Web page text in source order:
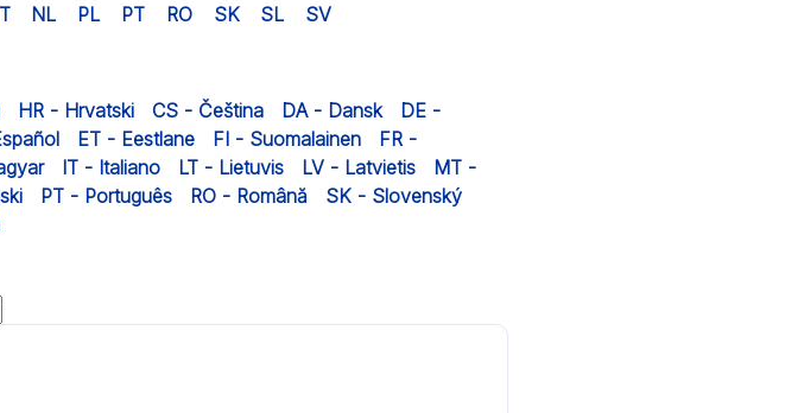
NL PL PT RO SK SL SV
HR - Hrvatski CS - Čeština DA - Dansk
DE -
ET - Eestlane FI - Suomalainen
FR -
IT - Italiano LT - Lietuvis LV - Latvietis
MT -
PT - Português RO - Română
SK - Slovenský